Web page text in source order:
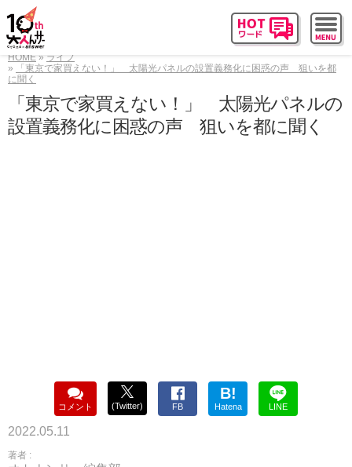
HOME
ライフ
「東京で家買えない！」 太陽光パネルの設置義務化に困惑の声 狙いを都
に聞く
「東京で家買えない！」 太陽光パネルの
設置義務化に困惑の声 狙いを都に聞く
コメント (Twitter) FB
B!
Hatena LINE
2022.05.11
著者 :